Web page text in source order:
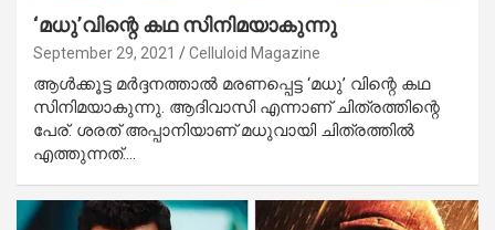
‘മധു’വിന്റെ കഥ സിനിമയാകുന്നു
September 29, 2021 Celluloid Magazine
ആള്‍ക്കൂട്ട മര്‍ദ്ദനത്താല്‍ മരണപ്പെട്ട ‘മധു’ വിന്റെ കഥ
സിനിമയാകുന്നു. ആദിവാസി എന്നാണ് ചിത്രത്തിന്റെ
പേര്. ശരത് അപ്പാനിയാണ് മധുവായി ചിത്രത്തില്‍
എത്തുന്നത്.…